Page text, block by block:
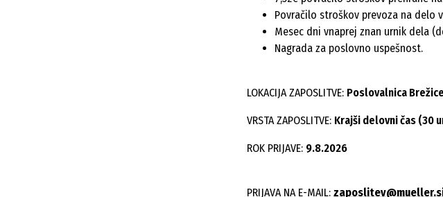
Povračilo stroškov prevoza na delo
Mesec dni vnaprej znan urnik dela
Nagrada za poslovno uspešnost.
LOKACIJA ZAPOSLITVE: Poslovalnica Brežice
VRSTA ZAPOSLITVE: Krajši delovni čas (30
ROK PRIJAVE: 9.8.2026
PRIJAVA NA E-MAIL: